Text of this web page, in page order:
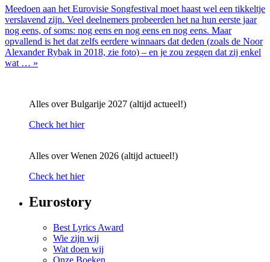
Meedoen aan het Eurovisie Songfestival moet haast wel een tikkeltje
verslavend zijn. Veel deelnemers probeerden het na hun eerste jaar
nog eens, of soms: nog eens en nog eens en nog eens. Maar
opvallend is het dat zelfs eerdere winnaars dat deden (zoals de Noor
Alexander Rybak in 2018, zie foto) – en je zou zeggen dat zij enkel
wat … »
Alles over Bulgarije 2027 (altijd actueel!)
Check het hier
Alles over Wenen 2026 (altijd actueel!)
Check het hier
Eurostory
Best Lyrics Award
Wie zijn wij
Wat doen wij
Onze Boeken